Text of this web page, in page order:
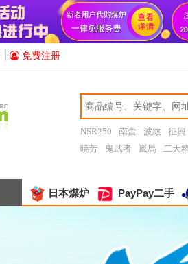
免费注册
NSR250 南蛮 波紋
征興
暁芳
鬼武者 嵐馬 二天
日本煤炉 PayPay二手